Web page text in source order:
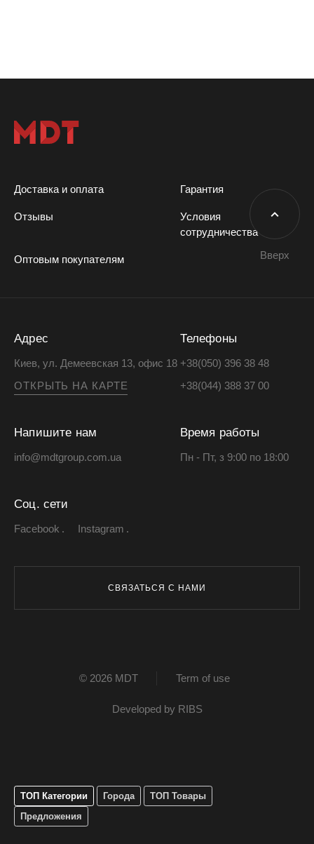
Доставка и оплата Гарантия
Отзывы
Условия
сотрудничества
Оптовым покупателям
Адрес
Киев, ул. Демеевская 13, офис 18
ОТКРЫТЬ НА КАРТЕ
Телефоны
+38(050) 396 38 48
+38(044) 388 37 00
Напишите нам
info@mdtgroup.com.ua
Время работы
Пн - Пт, з 9:00 по 18:00
Соц. сети
Facebook Instagram
СВЯЗАТЬСЯ С НАМИ
Вверх
© 2026 MDT Term of use
Developed by RIBS
ТОП Категории Города
ТОП Товары
Предложения